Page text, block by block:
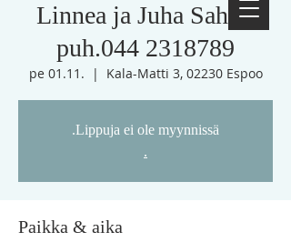
Linnea ja Juha Sahari
puh.044 2318789
pe 01.11.
  |
Kala-Matti 3, 02230 Espoo
.Lippuja ei ole myynnissä
.
Paikka & aika